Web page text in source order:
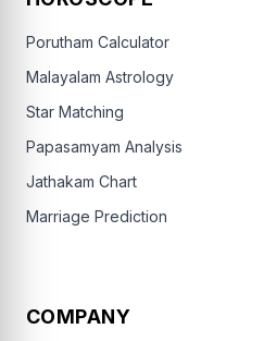
Porutham Calculator
Malayalam Astrology
Star Matching
Papasamyam Analysis
Jathakam Chart
Marriage Prediction
COMPANY